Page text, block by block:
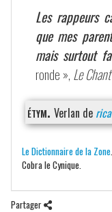
Les rappeurs
que mes
mais surtout
ronde », Le
étym. Verlan de
Le Dictionnaire de la Zone
Cobra le Cynique.
Partager